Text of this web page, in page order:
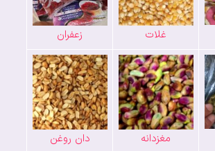
غلات زعفران
مغزدانه دان روغن